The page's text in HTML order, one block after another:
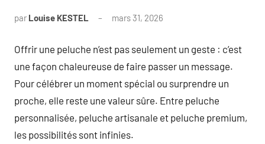
par Louise KESTEL mars 31, 2026
Offrir une peluche n’est pas seulement un geste : c’est
une façon chaleureuse de faire passer un message.
Pour célébrer un moment spécial ou surprendre un
proche, elle reste une valeur sûre. Entre peluche
personnalisée, peluche artisanale et peluche premium,
les possibilités sont infinies.